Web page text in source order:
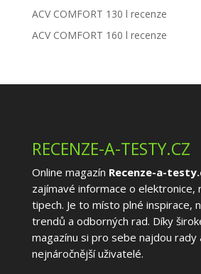
ACV COMFORT 130 l recenze
ACV COMFORT 160 l recenze
RECENZE-A-TESTY.CZ
Online magazín Recenze-a-
zajímavé informace o elektronice,
tipech. Je to místo plné inspirace,
trendů a odborných rad. Díky
magazínu si pro sebe najdou rady
nejnáročnější uživatelé.